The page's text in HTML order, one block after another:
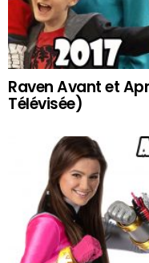
Raven Avant et
Télévisée)